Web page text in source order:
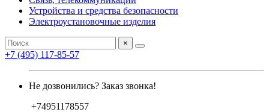
Устройства и средства безопасности
Электроустановочные изделия
×
+7 (495) 117-85-57
Не дозвонились? Заказ звонка!
+74951178557